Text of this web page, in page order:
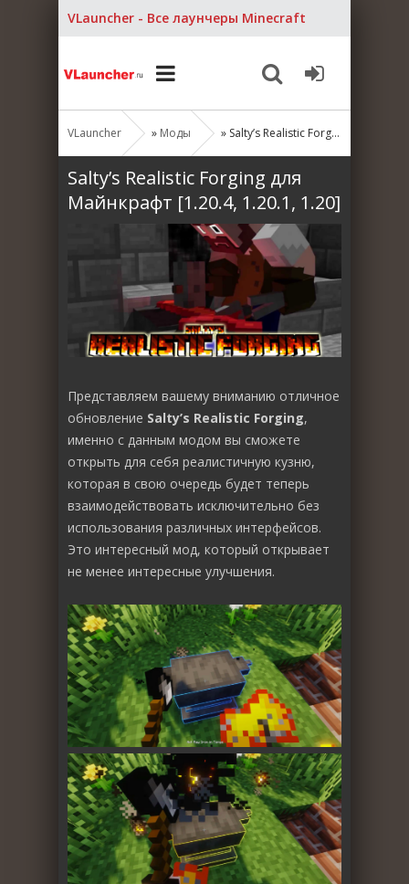
VLauncher - Все лаунчеры Minecraft
VLauncher » Моды » Salty’s Realistic Forging для Майнкрафт [1.20.4, 1.20.1, 1.20]
Salty’s Realistic Forging для
Майнкрафт [1.20.4, 1.20.1, 1.20]
Представляем вашему вниманию отличное
обновление Salty’s Realistic Forging,
именно с данным модом вы сможете
открыть для себя реалистичную кузню,
которая в свою очередь будет теперь
взаимодействовать исключительно без
использования различных интерфейсов.
Это интересный мод, который открывает
не менее интересные улучшения.